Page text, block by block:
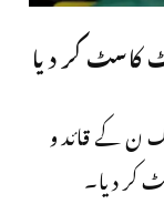
کاسٹ کر دیا
ن کے قائد و
کر دیا۔